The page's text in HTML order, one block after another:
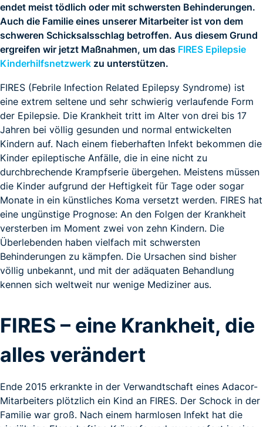
endet meist tödlich oder mit schwersten Behinderungen.
Auch die Familie eines unserer Mitarbeiter ist von dem
schweren Schicksalsschlag betroffen. Aus diesem Grund
ergreifen wir jetzt Maßnahmen, um das FIRES Epilepsie
Kinderhilfsnetzwerk zu unterstützen.
FIRES (Febrile Infection Related Epilepsy Syndrome) ist
eine extrem seltene und sehr schwierig verlaufende Form
der Epilepsie. Die Krankheit tritt im Alter von drei bis 17
Jahren bei völlig gesunden und normal entwickelten
Kindern auf. Nach einem fieberhaften Infekt bekommen die
Kinder epileptische Anfälle, die in eine nicht zu
durchbrechende Krampfserie übergehen. Meistens müssen
die Kinder aufgrund der Heftigkeit für Tage oder sogar
Monate in ein künstliches Koma versetzt werden. FIRES hat
eine ungünstige Prognose: An den Folgen der Krankheit
versterben im Moment zwei von zehn Kindern. Die
Überlebenden haben vielfach mit schwersten
Behinderungen zu kämpfen. Die Ursachen sind bisher
völlig unbekannt, und mit der adäquaten Behandlung
kennen sich weltweit nur wenige Mediziner aus.
FIRES – eine Krankheit, die
alles verändert
Ende 2015 erkrankte in der Verwandtschaft eines Adacor-
Mitarbeiters plötzlich ein Kind an FIRES. Der Schock in der
Familie war groß. Nach einem harmlosen Infekt hat die